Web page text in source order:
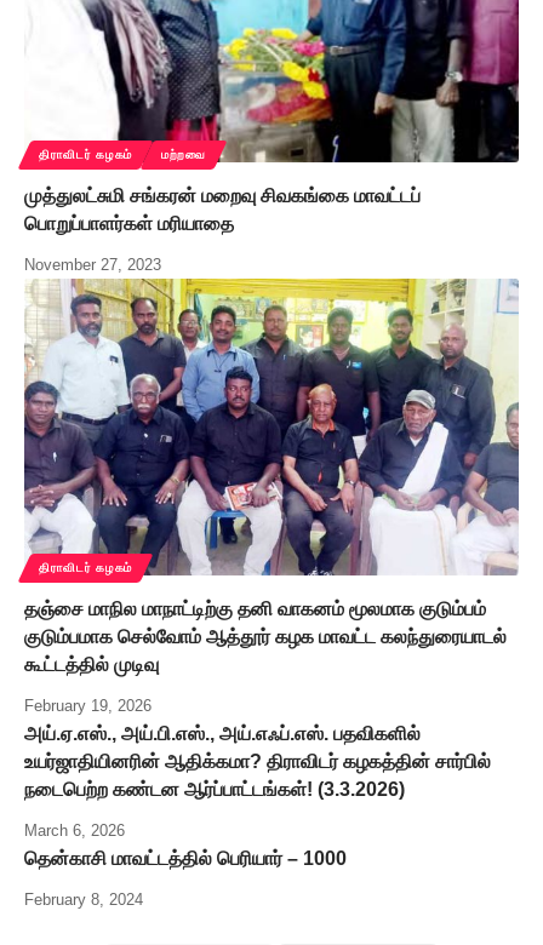
திராவிடர் கழகம் மற்றவை
முத்துலட்சுமி சங்கரன் மறைவு சிவகங்கை மாவட்டப்
பொறுப்பாளர்கள் மரியாதை
November 27, 2023
திராவிடர் கழகம்
தஞ்சை மாநில மாநாட்டிற்கு தனி வாகனம் மூலமாக குடும்பம்
குடும்பமாக செல்வோம் ஆத்தூர் கழக மாவட்ட கலந்துரையாடல்
கூட்டத்தில் முடிவு
February 19, 2026
அய்.ஏ.எஸ்., அய்.பி.எஸ்., அய்.எஃப்.எஸ். பதவிகளில்
உயர்ஜாதியினரின் ஆதிக்கமா? திராவிடர் கழகத்தின் சார்பில்
நடைபெற்ற கண்டன ஆர்ப்பாட்டங்கள்! (3.3.2026)
March 6, 2026
தென்காசி மாவட்டத்தில் பெரியார் – 1000
February 8, 2024